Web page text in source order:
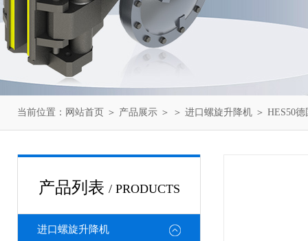
当前位置： 网站首页 ＞ 产品展示 ＞ ＞ 进口螺旋升降机 ＞ HES50
产品列表 / PRODUCTS
进口螺旋升降机